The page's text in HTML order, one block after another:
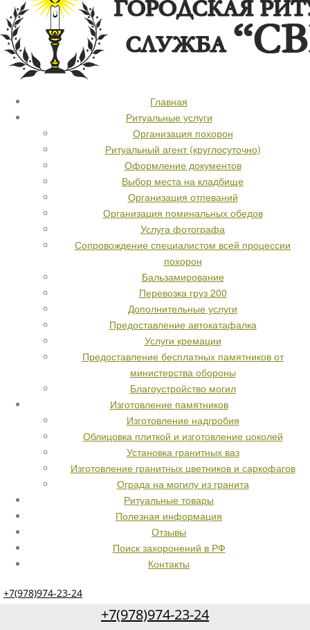
Главная
Ритуальные услуги
Организация похорон
Ритуальный агент (круглосуточно)
Оформление документов
Выбор места на кладбище
Организация отпеваний
Организация поминальных обедов
Услуга фотографа
Сопровождение специалистом всей процессии
похорон
Бальзамирование
Перевозка груз 200
Дополнительные услуги
Предоставление автокатафалка
Услуги кремации
Предоставление бесплатных памятников от
министерства обороны
Благоустройство могил
Изготовление памятников
Изготовление надгробия
Облицовка плиткой и изготовление цоколей
Установка гранитных ваз
Изготовление гранитных цветников и саркофагов
Ограда на могилу из гранита
Ритуальные товары
Полезная информация
Отзывы
Поиск захоронений в РФ
Контакты
+7(978)974-23-24
+7(978)974-23-24